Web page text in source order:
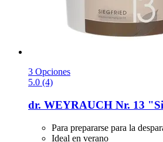
3 Opciones
5.0 (4)
dr. WEYRAUCH Nr. 13
Para prepararse para la
Ideal en verano